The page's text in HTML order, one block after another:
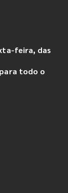
feira, das
todo o